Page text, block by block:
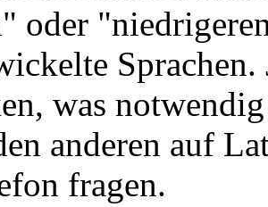
oder
Sprachen.
was
anderen auf
fragen.